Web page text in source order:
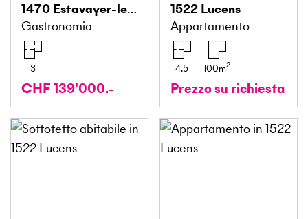
1470 Estavayer-le-Lac
Gastronomia
3
CHF 139'000.-
1522 Lucens
Appartamento
4.5 100m2
Prezzo su richiesta